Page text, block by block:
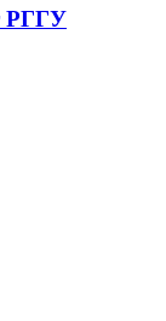
РГГУ